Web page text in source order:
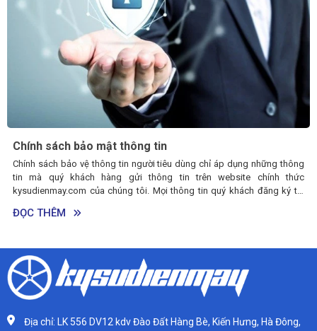
Chính sách bảo mật thông tin
Chính sách bảo vệ thông tin người tiêu dùng chỉ áp dụng những thông
tin mà quý khách hàng gửi thông tin trên website chính thức
kysudienmay.com của chúng tôi. Mọi thông tin quý khách đăng ký tại
những website hoặc những địa chỉ khác đều không thuộc phạm vi hiệu
lực của chính sách bảo vệ thông tin người tiêu dùng này.
ĐỌC THÊM
Địa chỉ: LK 556 DV12 kdv Đào Đất Hàng Bè, Kiến Hưng, Hà Đông,